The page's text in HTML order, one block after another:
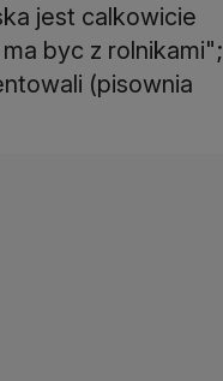
jest calkowicie
byc z rolnikami";
(pisownia